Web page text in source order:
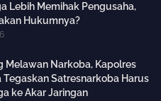
Lebih Memihak Pengusaha,
Hukumnya?
Melawan Narkoba, Kapolres
Tegaskan Satresnarkoba Harus
ke Akar Jaringan